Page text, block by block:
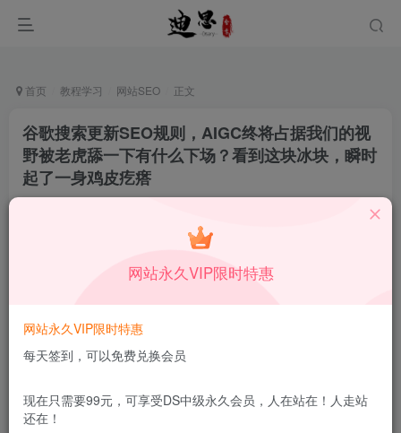
首页 教程学习 网站SEO 正文
谷歌搜索更新SEO规则，AIGC终将占据我们的视
野被老虎舔一下有什么下场？看到这块冰块，瞬时
起了一身鸡皮疙瘩
私信
本站所有内容来自互联网收集，仅供学习和交流，请勿用于商业
网站永久VIP限时特惠
网站永久VIP限时特惠
每天签到，可以免费兑换会员
现在只需要99元，可享受DS中级永久会员，人在站在！人走站
还在！